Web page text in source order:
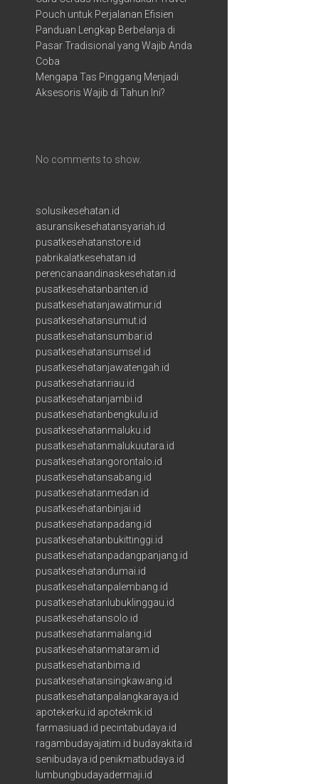
Pouch untuk Perjalanan Efisien
Panduan Lengkap Berbelanja di
Pasar Tradisional yang Wajib Anda
Coba
Mengapa Tas Pinggang Menjadi
Aksesoris Wajib di Tahun Ini?
No comments to show.
solusikesehatan.id
asuransikesehatansyariah.id
pusatkesehatanstore.id
pabrikalatkesehatan.id
perencanaandinaskesehatan.id
pusatkesehatanbanten.id
pusatkesehatanjawatimur.id
pusatkesehatansumut.id
pusatkesehatansumbar.id
pusatkesehatansumsel.id
pusatkesehatanjawatengah.id
pusatkesehatanriau.id
pusatkesehatanjambi.id
pusatkesehatanbengkulu.id
pusatkesehatanmaluku.id
pusatkesehatanmalukuutara.id
pusatkesehatangorontalo.id
pusatkesehatansabang.id
pusatkesehatanmedan.id
pusatkesehatanbinjai.id
pusatkesehatanpadang.id
pusatkesehatanbukittinggi.id
pusatkesehatanpadangpanjang.id
pusatkesehatandumai.id
pusatkesehatanpalembang.id
pusatkesehatanlubuklinggau.id
pusatkesehatansolo.id
pusatkesehatanmalang.id
pusatkesehatanmataram.id
pusatkesehatanbima.id
pusatkesehatansingkawang.id
pusatkesehatanpalangkaraya.id
apotekerku.id apotekmk.id
farmasiuad.id pecintabudaya.id
ragambudayajatim.id budayakita.id
senibudaya.id penikmatbudaya.id
lumbungbudayadermaji.id